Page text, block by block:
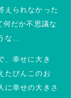
えられなかった
何だか不思議な
な…
、幸せに大き
たぴんこのお
に幸せの大きさ